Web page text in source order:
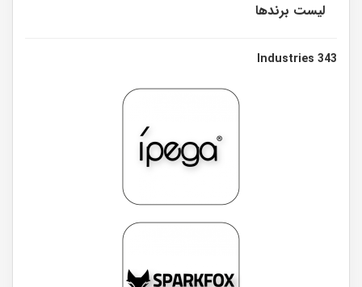
لیست برندها
343 Industries